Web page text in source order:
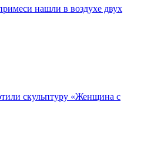
нашли в воздухе двух
скульптуру «Женщина с